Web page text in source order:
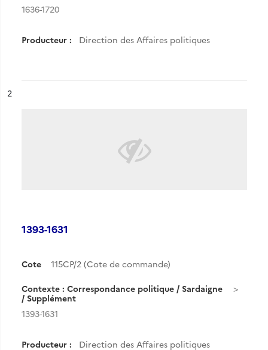
1636-1720
Producteur : Direction des Affaires politiques
n°
2
1393-1631
Cote 115CP/2 (Cote de commande)
Contexte : Correspondance politique / Sardaigne
/ Supplément
1393-1631
Producteur : Direction des Affaires politiques